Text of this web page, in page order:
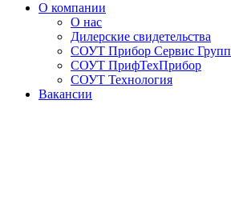
О компании
О нас
Дилерские свидетельства
СОУТ Прибор Сервис Групп
СОУТ ПрифТехПрибор
СОУТ Технология
Вакансии